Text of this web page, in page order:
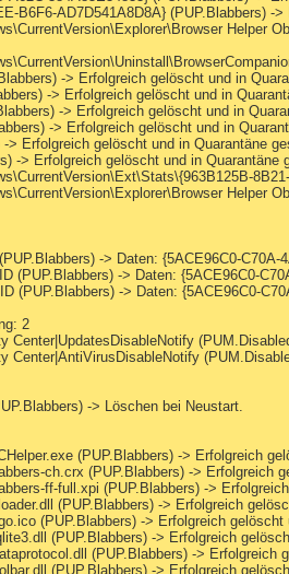
B6F6-AD7D541A8D8A} (PUP.Blabbers)
Helper
-> Erfolgreich gelöscht und in
-> Erfolgreich gelöscht und in
-> Erfolgreich gelöscht und in
-> Erfolgreich gelöscht und in
> Erfolgreich gelöscht und in Quarantäne
-> Erfolgreich gelöscht und in Quarantäne
Helper
-> Daten: {5ACE96C0-
(PUP.Blabbers) -> Daten: {5ACE96C0-
(PUP.Blabbers) -> Daten: {5ACE96C0-
2
Center|UpdatesDisableNotify
Center|AntiVirusDisableNotify
-> Löschen bei Neustart.
(PUP.Blabbers) -> Erfolgreich
ch.crx (PUP.Blabbers) -> Erfolgreich
ff-full.xpi (PUP.Blabbers) ->
(PUP.Blabbers) -> Erfolgreich
(PUP.Blabbers) -> Erfolgreich
(PUP.Blabbers) -> Erfolgreich
(PUP.Blabbers) -> Erfolgreich
(PUP.Blabbers) -> Erfolgreich